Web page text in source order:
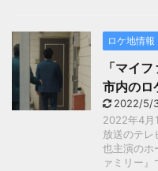
ロケ地情報
「マイ
市内のロ
2022/5/
2022年4月
放送のテレ
也主演のホ
ァミリー